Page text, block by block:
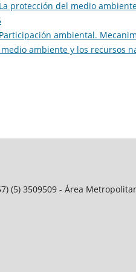
La protección del medio
Participación ambiental.
ambiente y los recursos
(5) 3509509 - Área